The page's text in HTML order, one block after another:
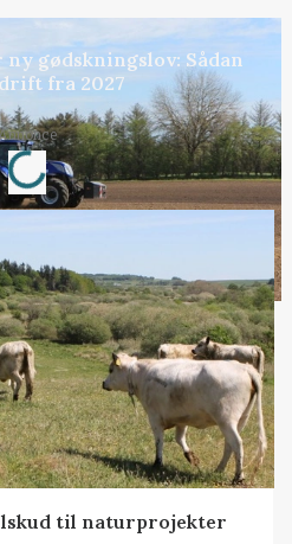
gødskningslov: Sådan
fra 2027
til naturprojekter